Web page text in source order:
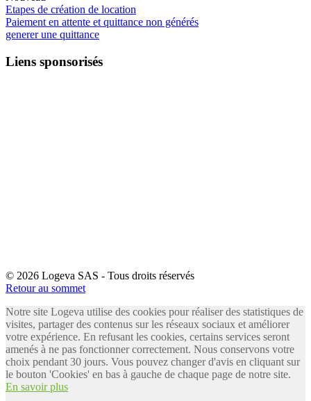
Etapes de création de location
Paiement en attente et quittance non générés
generer une quittance
Liens sponsorisés
© 2026 Logeva SAS - Tous droits réservés
Retour au sommet
Notre site Logeva utilise des cookies pour réaliser des statistiques de
visites, partager des contenus sur les réseaux sociaux et améliorer
votre expérience. En refusant les cookies, certains services seront
amenés à ne pas fonctionner correctement. Nous conservons votre
choix pendant 30 jours. Vous pouvez changer d'avis en cliquant sur
le bouton 'Cookies' en bas à gauche de chaque page de notre site.
En savoir plus